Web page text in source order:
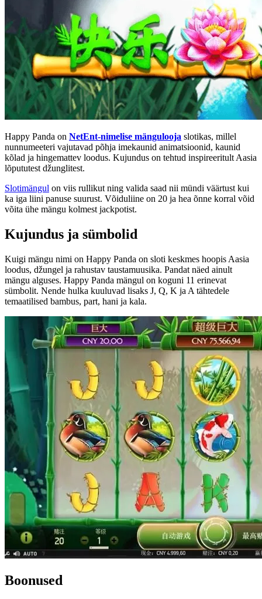
Happy Panda on NetEnt-nimelise mängulooja slotikas, millel
nunnumeeteri vajutavad põhja imekaunid animatsioonid, kaunid
kõlad ja hingemattev loodus. Kujundus on tehtud inspireeritult Aasia
lõpututest džunglitest.
Slotimängul on viis rullikut ning valida saad nii mündi väärtust kui
ka iga liini panuse suurust. Võiduliine on 20 ja hea õnne korral võid
võita ühe mängu kolmest jackpotist.
Kujundus ja sümbolid
Kuigi mängu nimi on Happy Panda on sloti keskmes hoopis Aasia
loodus, džungel ja rahustav taustamuusika. Pandat näed ainult
mängu alguses. Happy Panda mängul on koguni 11 erinevat
sümbolit. Nende hulka kuuluvad lisaks J, Q, K ja A tähtedele
temaatilised bambus, part, hani ja kala.
Boonused